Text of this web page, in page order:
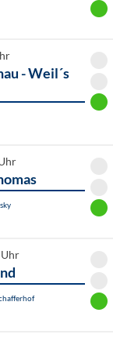
- Weil´s